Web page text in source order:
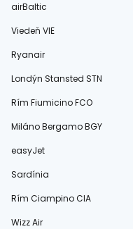
airBaltic
Viedeň VIE
Ryanair
Londýn Stansted STN
Rím Fiumicino FCO
Miláno Bergamo BGY
easyJet
Sardínia
Rím Ciampino CIA
Wizz Air